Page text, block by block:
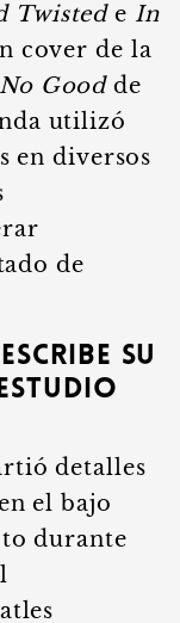
Twistede In
cover de la
Goodde
utilizó
en diversos
de
su
detalles
el bajo
durante